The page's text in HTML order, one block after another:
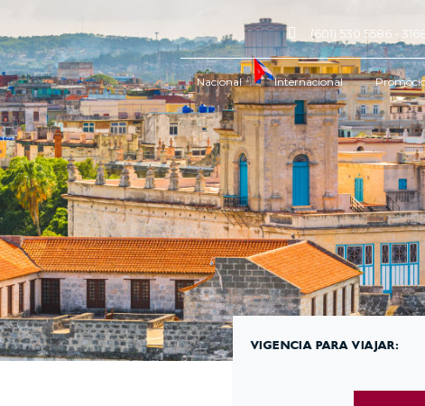
(601) 530 5586 -
Nacional Internacional
VIGENCIA PARA VIAJAR: